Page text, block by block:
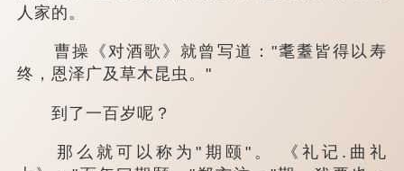
人家的。
曹操《对酒歌》就曾写道："耄耋皆得以寿
终，恩泽广及草木昆虫。"
到了一百岁呢？
那么就可以称为"期颐"。 《礼记.曲礼